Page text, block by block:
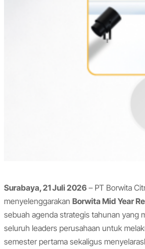
Surabaya, 21 Juli 2026 – PT Borwita
menyelenggarakan Borwita Mid Year
sebuah agenda strategis tahunan yang
seluruh leaders perusahaan untuk
semester pertama sekaligus